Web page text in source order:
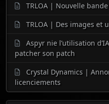
TRLOA | Nouvelle
TRLOA | Des images et
Aspyr nie l’utilisation
patcher son patch
Crystal Dynamics |
licenciements